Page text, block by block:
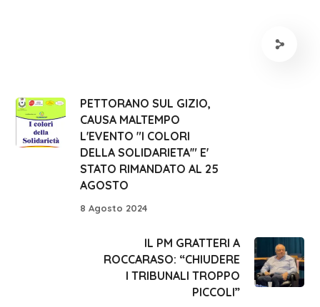
PETTORANO SUL GIZIO,
CAUSA MALTEMPO
L'EVENTO "I COLORI
DELLA SOLIDARIETA'" E'
STATO RIMANDATO AL 25
AGOSTO
8 Agosto 2024
IL PM GRATTERI A
ROCCARASO: “CHIUDERE
I TRIBUNALI TROPPO
PICCOLI”